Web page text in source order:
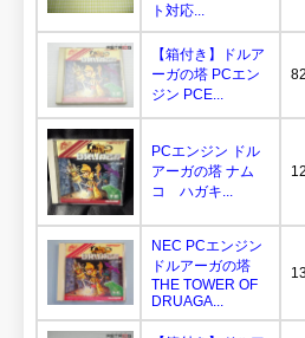
ト対応...
【箱付き】ドルア
ーガの塔 PCエン
ジン PCE...
PCエンジン ドル
アーガの塔 ナム
コ ハガキ...
NEC PCエンジン
ドルアーガの塔
THE TOWER OF
DRUAGA...